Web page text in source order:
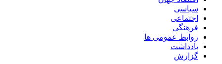
سیاسی
اجتماعی
فرهنگی
روابط عمومی ها
یادداشت
گزارش